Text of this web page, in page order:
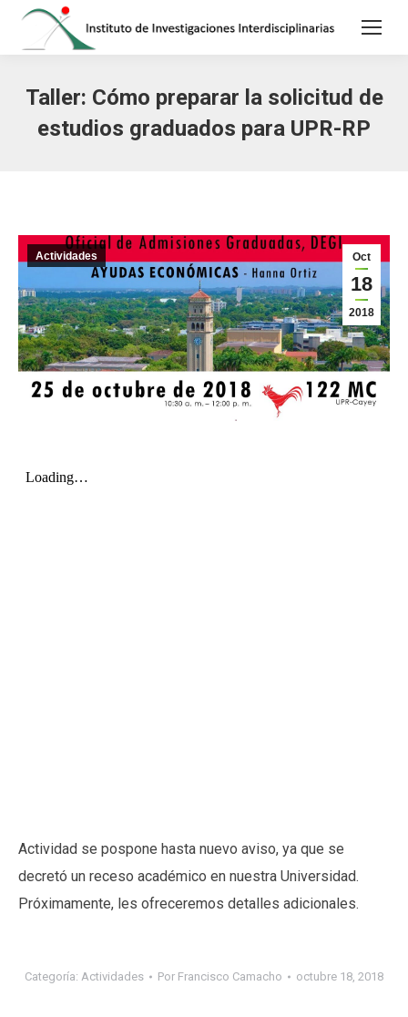
Taller: Cómo preparar la solicitud de
estudios graduados para UPR-RP
Oct
18
2018
Actividades
Actividad se pospone hasta nuevo aviso, ya que se
decretó un receso académico en nuestra Universidad.
Próximamente, les ofreceremos detalles adicionales.
Categoría: Actividades Por Francisco Camacho octubre 18, 2018